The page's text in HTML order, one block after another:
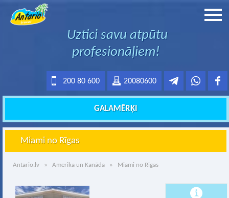
Uztici savu atpūtu
profesionāļiem!
20080600
200 80 600
GALAMĒRĶI
Miami no Rīgas
Antario.lv » Amerika un Kanāda » Miami no Rīgas